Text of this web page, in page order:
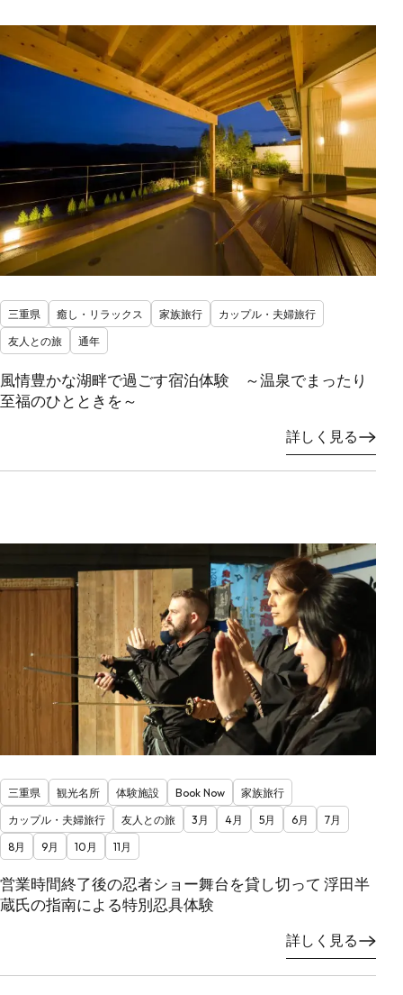
三重県 癒し・リラックス 家族旅行
カップル・夫婦旅行
友人との旅
通年
風情豊かな湖畔で過ごす宿泊体験 ～温泉でまったり
至福のひとときを～
詳しく見る
三重県 観光名所 体験施設 Book Now
家族旅行
カップル・夫婦旅行
友人との旅 3月 4月 5月 6月
7月
8月
9月 10月 11月
営業時間終了後の忍者ショー舞台を貸し切って 浮田半
蔵氏の指南による特別忍具体験
詳しく見る